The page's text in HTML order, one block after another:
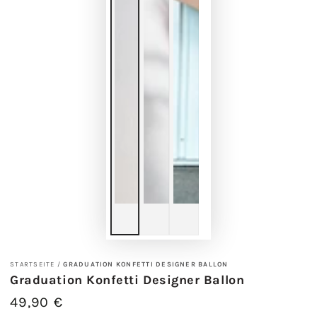
STARTSEITE / GRADUATION KONFETTI DESIGNER BALLON
Graduation Konfetti Designer Ballon
Regulärer
49,90 €